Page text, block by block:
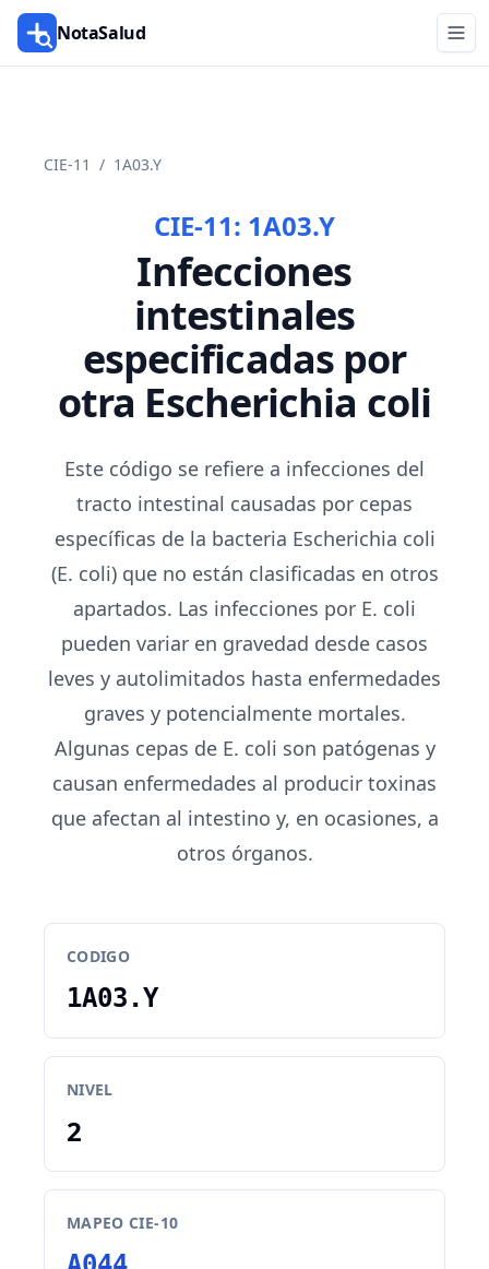
NotaSalud
CIE-11 / 1A03.Y
CIE-11: 1A03.Y
Infecciones
intestinales
especificadas por
otra Escherichia coli
Este código se refiere a infecciones del
tracto intestinal causadas por cepas
específicas de la bacteria Escherichia coli
(E. coli) que no están clasificadas en otros
apartados. Las infecciones por E. coli
pueden variar en gravedad desde casos
leves y autolimitados hasta enfermedades
graves y potencialmente mortales.
Algunas cepas de E. coli son patógenas y
causan enfermedades al producir toxinas
que afectan al intestino y, en ocasiones, a
otros órganos.
CODIGO
1A03.Y
NIVEL
2
MAPEO CIE-10